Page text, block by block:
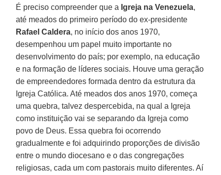
É preciso compreender que a Igreja na Venezuela,
até meados do primeiro período do ex-presidente
Rafael Caldera, no início dos anos 1970,
desempenhou um papel muito importante no
desenvolvimento do país; por exemplo, na educação
e na formação de líderes sociais. Houve uma geração
de empreendedores formada dentro da estrutura da
Igreja Católica. Até meados dos anos 1970, começa
uma quebra, talvez despercebida, na qual a Igreja
como instituição vai se separando da Igreja como
povo de Deus. Essa quebra foi ocorrendo
gradualmente e foi adquirindo proporções de divisão
entre o mundo diocesano e o das congregações
religiosas, cada um com pastorais muito diferentes. Aí